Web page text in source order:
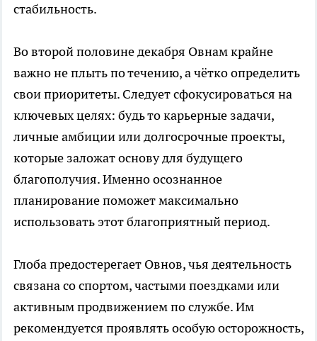
стабильность.
Во второй половине декабря Овнам крайне
важно не плыть по течению, а чётко определить
свои приоритеты. Следует сфокусироваться на
ключевых целях: будь то карьерные задачи,
личные амбиции или долгосрочные проекты,
которые заложат основу для будущего
благополучия. Именно осознанное
планирование поможет максимально
использовать этот благоприятный период.
Глоба предостерегает Овнов, чья деятельность
связана со спортом, частыми поездками или
активным продвижением по службе. Им
рекомендуется проявлять особую осторожность,